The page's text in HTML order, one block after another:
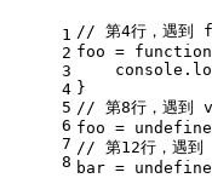
1
2
3
4
5
6
7
8
// 第4行，遇到
foo = function
console
}
// 第8行，遇到
foo =
// 第12行，遇到
bar =